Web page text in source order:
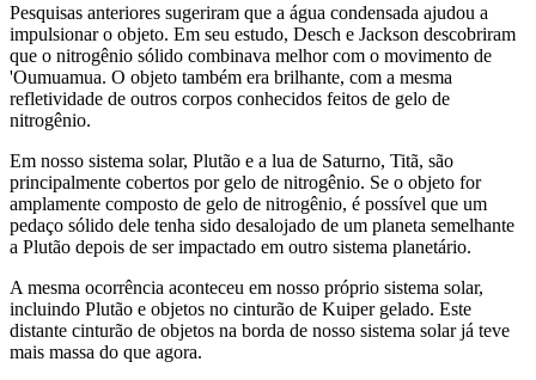
Pesquisas anteriores sugeriram que a água condensada ajudou a
impulsionar o objeto. Em seu estudo, Desch e Jackson descobriram
que o nitrogênio sólido combinava melhor com o movimento de
'Oumuamua. O objeto também era brilhante, com a mesma
refletividade de outros corpos conhecidos feitos de gelo de
nitrogênio.
Em nosso sistema solar, Plutão e a lua de Saturno, Titã, são
principalmente cobertos por gelo de nitrogênio. Se o objeto for
amplamente composto de gelo de nitrogênio, é possível que um
pedaço sólido dele tenha sido desalojado de um planeta semelhante
a Plutão depois de ser impactado em outro sistema planetário.
A mesma ocorrência aconteceu em nosso próprio sistema solar,
incluindo Plutão e objetos no cinturão de Kuiper gelado. Este
distante cinturão de objetos na borda de nosso sistema solar já teve
mais massa do que agora.